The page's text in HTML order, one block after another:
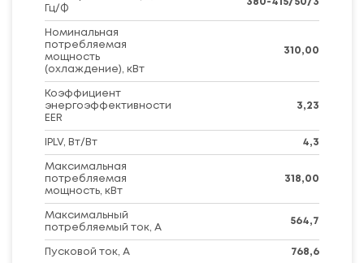
Гц/Ф
380-415/50/3
Номинальная
потребляемая
мощность
(охлаждение), кВт
310,00
Коэффициент
энергоэффективности
EER
3,23
IPLV, Вт/Вт 4,3
Максимальная
потребляемая
мощность, кВт
318,00
Максимальный
потребляемый ток, А
564,7
Пусковой ток, А 768,6